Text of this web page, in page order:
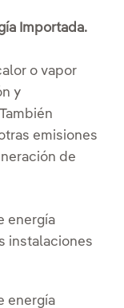
Importada.
o vapor
y
emisiones
de
energía
instalaciones
energía